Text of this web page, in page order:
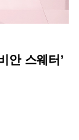
안 스웨터’